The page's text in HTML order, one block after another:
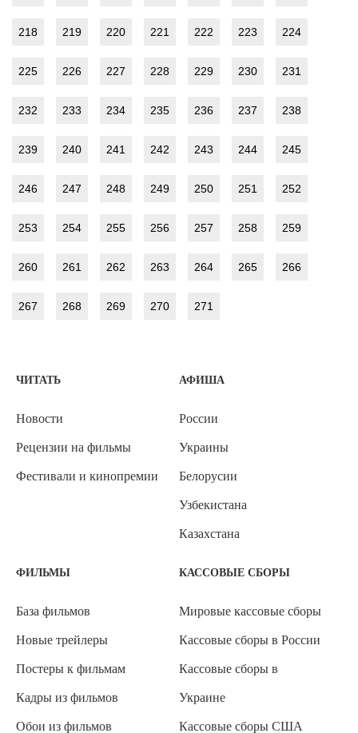
218 219 220 221 222 223 224
225 226 227 228 229 230 231
232 233 234 235 236 237 238
239 240 241 242 243 244 245
246 247 248 249 250 251 252
253 254 255 256 257 258 259
260 261 262 263 264 265 266
267 268 269 270 271
ЧИТАТЬ
Новости
Рецензии на фильмы
Фестивали и кинопремии
АФИША
России
Украины
Белорусии
Узбекистана
Казахстана
ФИЛЬМЫ
База фильмов
Новые трейлеры
Постеры к фильмам
Кадры из фильмов
Обои из фильмов
КАССОВЫЕ СБОРЫ
Мировые кассовые сборы
Кассовые сборы в России
Кассовые сборы в
Украине
Кассовые сборы США